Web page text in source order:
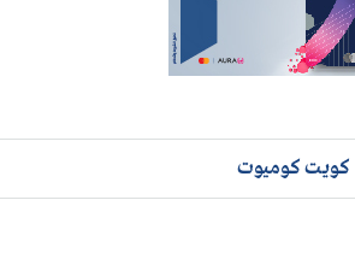
كويت كوميوت